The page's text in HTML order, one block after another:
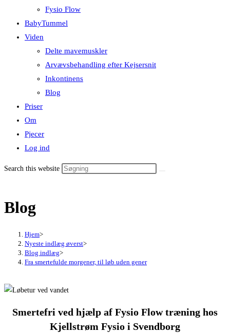
Fysio Flow
BabyTummel
Viden
Delte mavemuskler
Arvævsbehandling efter Kejsersnit
Inkontinens
Blog
Priser
Om
Pjecer
Log ind
Search this website
Blog
Hjem>
Nyeste indlæg øverst>
Blog indlæg>
Fra smertefulde morgener, til løb uden gener
Smertefri ved hjælp af Fysio Flow træning hos
Kjellstrøm Fysio i Svendborg